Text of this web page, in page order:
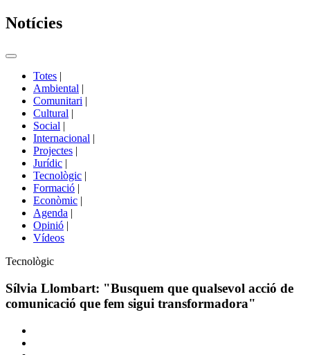
Notícies
Commutador
portals
Totes |
Ambiental |
Comunitari |
Cultural |
Social |
Internacional |
Projectes |
Jurídic |
Tecnològic |
Formació |
Econòmic |
Agenda |
Opinió |
Vídeos
Àmbit
la
Tecnològic
Sílvia Llombart: "Busquem que qualsevol acció de
comunicació que fem sigui transformadora"
Comparteix